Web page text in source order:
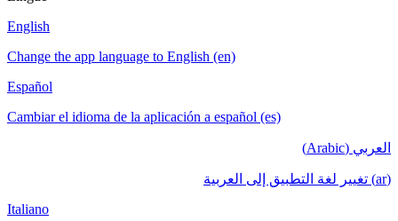
English
Change the app language to English (en)
Español
Cambiar el idioma de la aplicación a español (es)
العربي (Arabic)
(ar) تغيير لغة التطبيق إلى العربية
Italiano